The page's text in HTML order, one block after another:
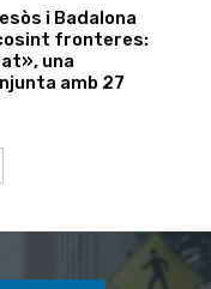
i Badalona
fronteres:
una
amb 27